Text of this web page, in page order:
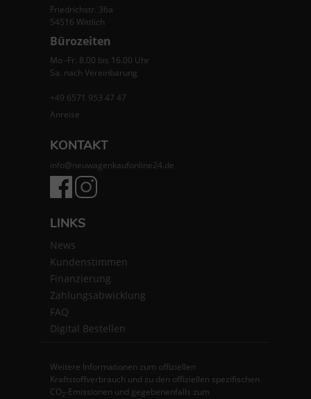
Friedrichstr. 36a
54516 Wittlich
Bürozeiten
Mo -Fr. 8.00 bis 16.00 Uhr
Sa. nach Vereinbarung
+49 6571 953 47 47
Anreise
KONTAKT
info@neuwagenkaufonline24.de
LINKS
News
Kundenstimmen
Finanzierung
Zahlungsabwicklung
FAQ
Digital Bestellen
Weitere Informationen zum offiziellen
Kraftstoffverbrauch und zu den offiziellen spezifischen
CO2-Emissionen und gegebenenfalls zum